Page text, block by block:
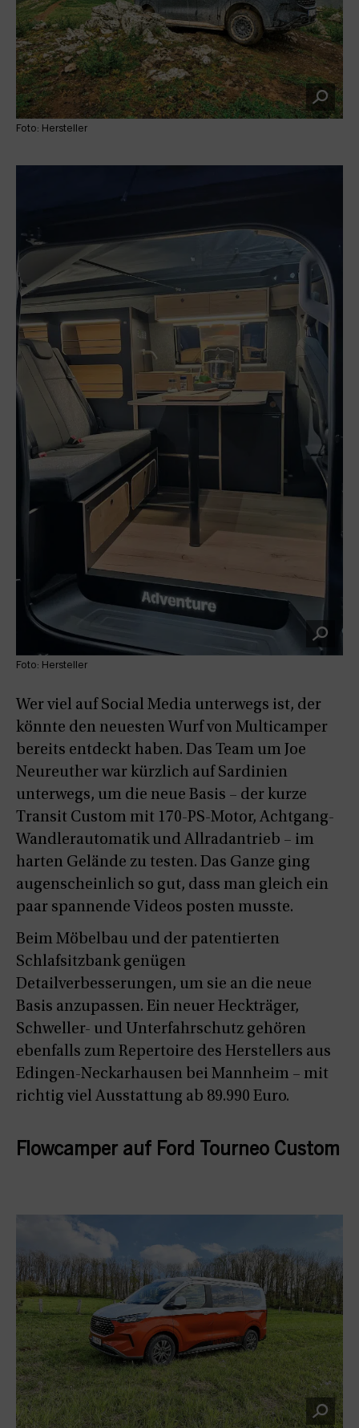
Foto: Hersteller
Wer viel auf Social Media unterwegs ist, der
könnte den neuesten Wurf von Multicamper
bereits entdeckt haben. Das Team um Joe
Neureuther war kürzlich auf Sardinien
unterwegs, um die neue Basis – der kurze
Transit Custom mit 170-PS-Motor, Achtgang-
Wandlerautomatik und Allradantrieb – im
harten Gelände zu testen. Das Ganze ging
augenscheinlich so gut, dass man gleich ein
paar spannende Videos posten musste.
Beim Möbelbau und der patentierten
Schlafsitzbank genügen
Detailverbesserungen, um sie an die neue
Basis anzupassen. Ein neuer Heckträger,
Schweller- und Unterfahrschutz gehören
ebenfalls zum Repertoire des Herstellers aus
Edingen-Neckarhausen bei Mannheim – mit
richtig viel Ausstattung ab 89.990 Euro.
Foto: Hersteller
Flowcamper auf Ford Tourneo Custom